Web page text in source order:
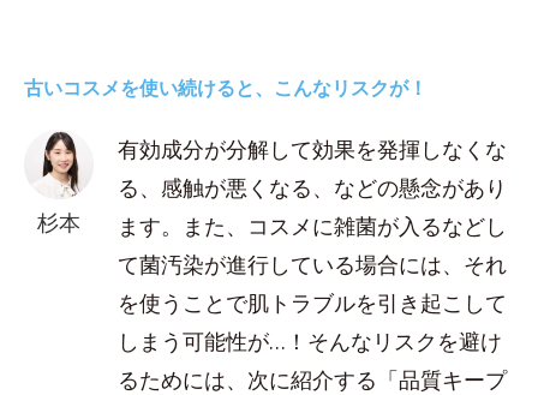
古いコスメを使い続けると、こんなリスクが！
杉本
有効成分が分解して効果を発揮しなくな
る、感触が悪くなる、などの懸念があり
ます。また、コスメに雑菌が入るなどし
て菌汚染が進行している場合には、それ
を使うことで肌トラブルを引き起こして
しまう可能性が…！そんなリスクを避け
るためには、次に紹介する「品質キープ